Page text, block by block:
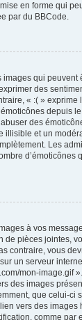
en forme qui
par du BBCode.
images qui peuvent
des
« :( » exprime
depuis
des
illisible et un
Les
d’émoticônes
à vos
de pièces jointes,
contraire, vous
un serveur
mon-image.gif
des images
que celui-ci
vers des images
comme par